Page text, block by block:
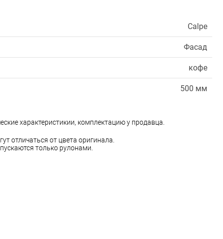
Calpe
Фасад
кофе
500 мм
характеристикии, комплектацию у продавца.
отличаться от цвета оригинала.
только рулонами.